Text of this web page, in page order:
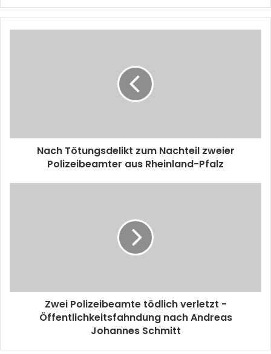
Nach Tötungsdelikt zum Nachteil zweier
Polizeibeamter aus Rheinland-Pfalz
Zwei Polizeibeamte tödlich verletzt -
Öffentlichkeitsfahndung nach Andreas
Johannes Schmitt